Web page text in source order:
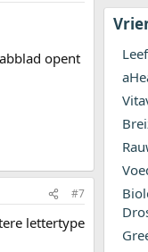
opent
#7
lettertype